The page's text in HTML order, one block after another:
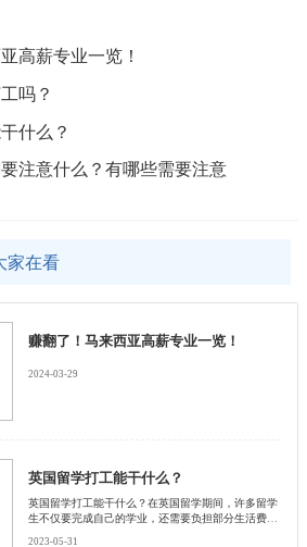
高薪专业一览！
吗？
什么？
注意什么？有哪些需要注意
家在看
赚翻了！马来西亚高薪专业一览！
2024-03-29
英国留学打工能干什么？
英国留学打工能干什么？在英国留学期间，许多留学
生不仅要完成自己的学业，还需要负担部分生活费
2023-05-31